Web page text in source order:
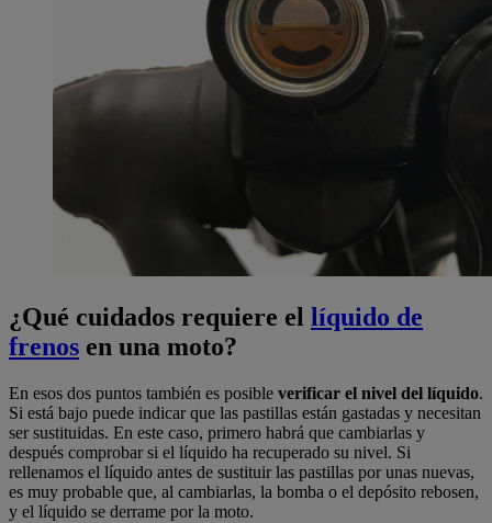
¿Qué cuidados requiere el líquido de
frenos en una moto?
En esos dos puntos también es posible verificar el nivel del líquido.
Si está bajo puede indicar que las pastillas están gastadas y necesitan
ser sustituidas. En este caso, primero habrá que cambiarlas y
después comprobar si el líquido ha recuperado su nivel. Si
rellenamos el líquido antes de sustituir las pastillas por unas nuevas,
es muy probable que, al cambiarlas, la bomba o el depósito rebosen,
y el líquido se derrame por la moto.